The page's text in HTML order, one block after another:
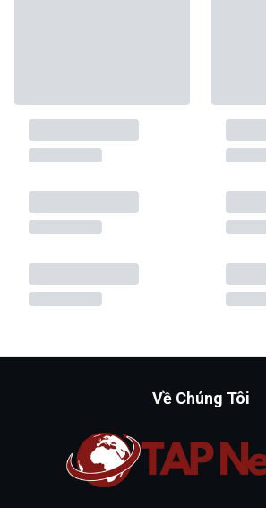
Về Chúng Tôi